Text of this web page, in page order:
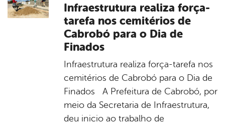
Infraestrutura realiza força-
tarefa nos cemitérios de
Cabrobó para o Dia de
Finados
Infraestrutura realiza força-tarefa nos
cemitérios de Cabrobó para o Dia de
Finados A Prefeitura de Cabrobó, por
meio da Secretaria de Infraestrutura,
deu inicio ao trabalho de